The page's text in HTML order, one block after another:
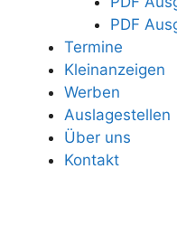
PDF
Termine
Kleinanzeigen
Werben
Auslagestellen
Über uns
Kontakt